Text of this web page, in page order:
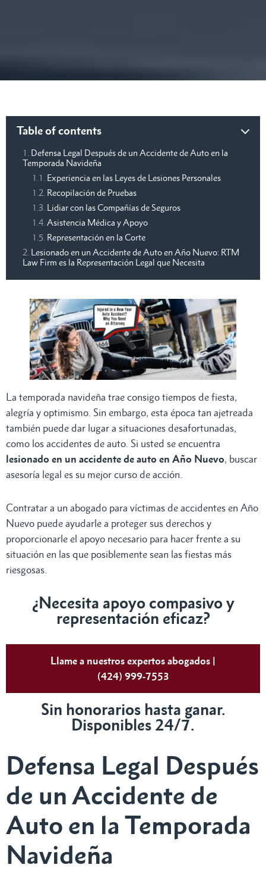
Table of contents
Defensa Legal Después de un Accidente de Auto en la
Temporada Navideña
Experiencia en las Leyes de Lesiones Personales
Recopilación de Pruebas
Lidiar con las Compañías de Seguros
Asistencia Médica y Apoyo
Representación en la Corte
Lesionado en un Accidente de Auto en Año Nuevo: RTM
Law Firm es la Representación Legal que Necesita
La temporada navideña trae consigo tiempos de fiesta,
alegría y optimismo. Sin embargo, esta época tan ajetreada
también puede dar lugar a situaciones desafortunadas,
como los accidentes de auto. Si usted se encuentra
lesionado en un accidente de auto en Año Nuevo, buscar
asesoría legal es su mejor curso de acción.
Contratar a un abogado para víctimas de accidentes en Año
Nuevo puede ayudarle a proteger sus derechos y
proporcionarle el apoyo necesario para hacer frente a su
situación en las que posiblemente sean las fiestas más
riesgosas.
¿Necesita apoyo compasivo y
representación eficaz?
Llame a nuestros expertos abogados |
(424) 999-7553
Sin honorarios hasta ganar.
Disponibles 24/7.
Defensa Legal Después
de un Accidente de
Auto en la Temporada
Navideña